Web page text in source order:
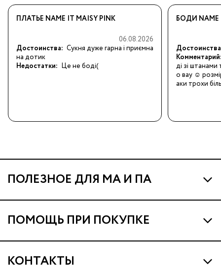
ПЛАТЬЕ NAME IT MAISY PINK
06.08.2026
Достоинства: Сукня дуже гарна і приємна
на дотик
Недостатки: Це не боді(
БОДИ NAME
ді зі
о вау ☺️
аки трохи
ПОЛЕЗНОЕ ДЛЯ МА И ПА
Про МА и Маминых Ассистентов
Программа Ма Кешбэк
Ма Клуб
Подарочные сертификаты
ПОМОЩЬ ПРИ ПОКУПКЕ
Наши магазины
Доставка и оплата
КОНТАКТЫ